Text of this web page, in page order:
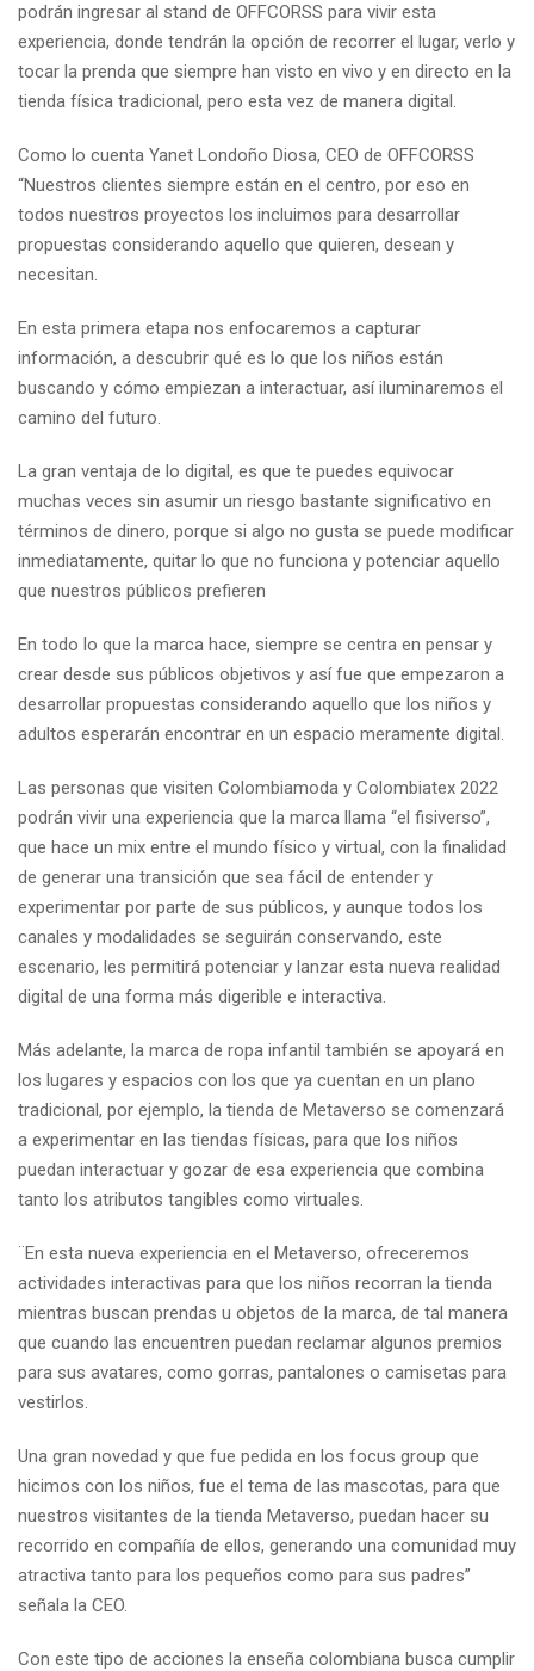
podrán ingresar al stand de OFFCORSS para vivir esta
experiencia, donde tendrán la opción de recorrer el lugar, verlo y
tocar la prenda que siempre han visto en vivo y en directo en la
tienda física tradicional, pero esta vez de manera digital.
Como lo cuenta Yanet Londoño Diosa, CEO de OFFCORSS
“Nuestros clientes siempre están en el centro, por eso en
todos nuestros proyectos los incluimos para desarrollar
propuestas considerando aquello que quieren, desean y
necesitan.
En esta primera etapa nos enfocaremos a capturar
información, a descubrir qué es lo que los niños están
buscando y cómo empiezan a interactuar, así iluminaremos el
camino del futuro.
La gran ventaja de lo digital, es que te puedes equivocar
muchas veces sin asumir un riesgo bastante significativo en
términos de dinero, porque si algo no gusta se puede modificar
inmediatamente, quitar lo que no funciona y potenciar aquello
que nuestros públicos prefieren
En todo lo que la marca hace, siempre se centra en pensar y
crear desde sus públicos objetivos y así fue que empezaron a
desarrollar propuestas considerando aquello que los niños y
adultos esperarán encontrar en un espacio meramente digital.
Las personas que visiten Colombiamoda y Colombiatex 2022
podrán vivir una experiencia que la marca llama “el fisiverso”,
que hace un mix entre el mundo físico y virtual, con la finalidad
de generar una transición que sea fácil de entender y
experimentar por parte de sus públicos, y aunque todos los
canales y modalidades se seguirán conservando, este
escenario, les permitirá potenciar y lanzar esta nueva realidad
digital de una forma más digerible e interactiva.
Más adelante, la marca de ropa infantil también se apoyará en
los lugares y espacios con los que ya cuentan en un plano
tradicional, por ejemplo, la tienda de Metaverso se comenzará
a experimentar en las tiendas físicas, para que los niños
puedan interactuar y gozar de esa experiencia que combina
tanto los atributos tangibles como virtuales.
¨En esta nueva experiencia en el Metaverso, ofreceremos
actividades interactivas para que los niños recorran la tienda
mientras buscan prendas u objetos de la marca, de tal manera
que cuando las encuentren puedan reclamar algunos premios
para sus avatares, como gorras, pantalones o camisetas para
vestirlos.
Una gran novedad y que fue pedida en los focus group que
hicimos con los niños, fue el tema de las mascotas, para que
nuestros visitantes de la tienda Metaverso, puedan hacer su
recorrido en compañía de ellos, generando una comunidad muy
atractiva tanto para los pequeños como para sus padres”
señala la CEO.
Con este tipo de acciones la enseña colombiana busca cumplir